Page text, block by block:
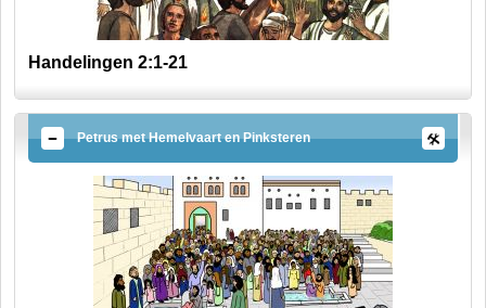
Handelingen 2:1-21
Petrus met Hemelvaart en Pinksteren